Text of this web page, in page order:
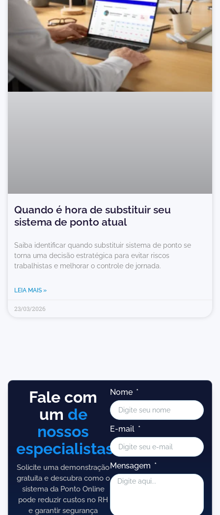
Quando é hora de substituir seu
sistema de ponto atual
Saiba identificar quando substituir sistema de ponto se
torna uma decisão estratégica para evitar riscos
trabalhistas e melhorar o controle de jornada.
LEIA MAIS »
23/03/2026
Fale com
um de
nossos
especialistas!
Solicite uma demonstração
gratuita e descubra como o
sistema da Ponto Online
pode reduzir custos no RH
e garantir segurança
Nome
E-mail
Mensagem